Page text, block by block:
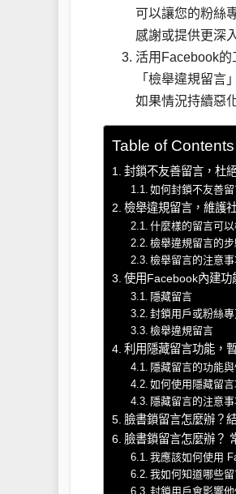
可以讓您的粉絲
感謝或提供更深
活用Facebook的
「檢舉違規留言
如果情況持續惡
Table of Contents
封鎖不友善留言，杜
如何封鎖不友善留
檢舉違規留言，維護
什麼樣的留言可以
檢舉違規留言的
檢舉留言的注意
使用Facebook內建功
隱藏留言
封鎖用戶或粉絲專
檢舉違規留言
利用隱藏留言功能，
隱藏留言的功能
如何使用隱藏留言
隱藏留言的注意
臉書鎖留言怎麼辦？
臉書鎖留言怎麼辦？
我應該如何使用
我如何知道哪些
封鎖用戶會影響